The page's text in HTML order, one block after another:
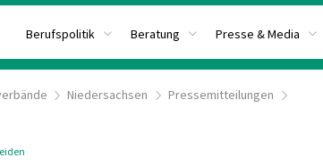
Berufspolitik Beratung Presse & Media
Niedersachsen Pressemitteilungen